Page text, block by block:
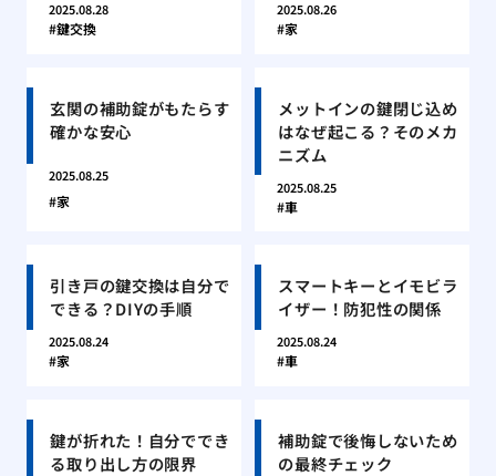
2025.08.28
鍵交換
2025.08.26
家
玄関の補助錠がもたらす
確かな安心
2025.08.25
家
メットインの鍵閉じ込め
はなぜ起こる？そのメカ
ニズム
2025.08.25
車
引き戸の鍵交換は自分で
できる？DIYの手順
2025.08.24
家
スマートキーとイモビラ
イザー！防犯性の関係
2025.08.24
車
鍵が折れた！自分ででき
る取り出し方の限界
補助錠で後悔しないため
の最終チェック